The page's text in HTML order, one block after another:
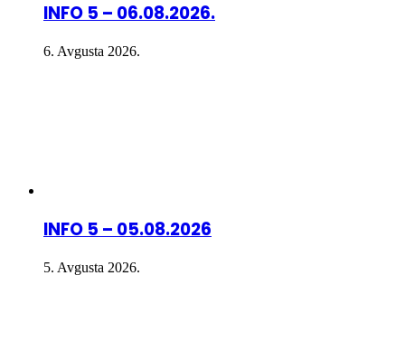
INFO 5 – 06.08.2026.
6. Avgusta 2026.
INFO 5 – 05.08.2026
5. Avgusta 2026.